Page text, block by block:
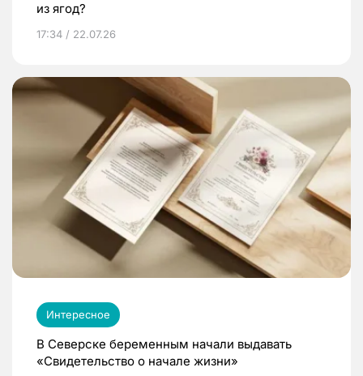
из ягод?
17:34 / 22.07.26
Интересное
В Северске беременным начали выдавать
«Свидетельство о начале жизни»